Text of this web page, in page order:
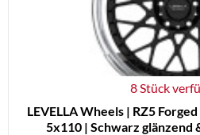
8 Stück
LEVELLA Wheels | RZ5
5x110 | Schwarz glänzend